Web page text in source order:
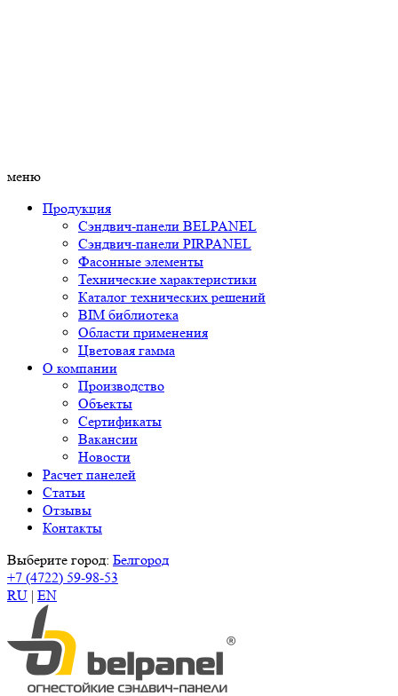
меню
Продукция
Сэндвич-панели BELPANEL
Сэндвич-панели PIRPANEL
Фасонные элементы
Технические характеристики
Каталог технических решений
BIM библиотека
Области применения
Цветовая гамма
О компании
Производство
Объекты
Сертификаты
Вакансии
Новости
Расчет панелей
Статьи
Отзывы
Контакты
Выберите город: Белгород
+7 (4722) 59-98-53
RU | EN